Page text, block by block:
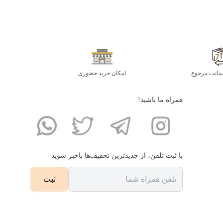
مرجوع امکان خرید حضوری
همراه ما باشید!
با ثبت تلفن، از جدید‌ترین تخفیف‌ها با‌خبر شوید